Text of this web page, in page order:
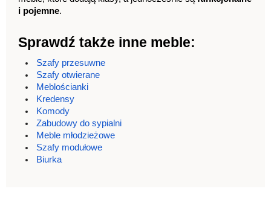
i pojemne.
Sprawdź także inne meble:
Szafy przesuwne
Szafy otwierane
Meblościanki
Kredensy
Komody
Zabudowy do sypialni
Meble młodzieżowe
Szafy modułowe
Biurka